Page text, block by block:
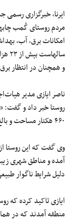
ایرنا، خبرگزاری
مردم روستای کُمب
امکانات برق، آب،
و همچنان در انتظار
ناصر ایازی مدیر
روستا خبر داد و گفت:
۴۶۰ هکتار مساحت و بالغ بر ۱۵ هزار نفر جمعیت دارد.»
وی گفت که این روستا
آمده و مناطق شهری
دلیل شرایط ناگوار
ایازی تاکید کرده که
منطقه آمدند که در